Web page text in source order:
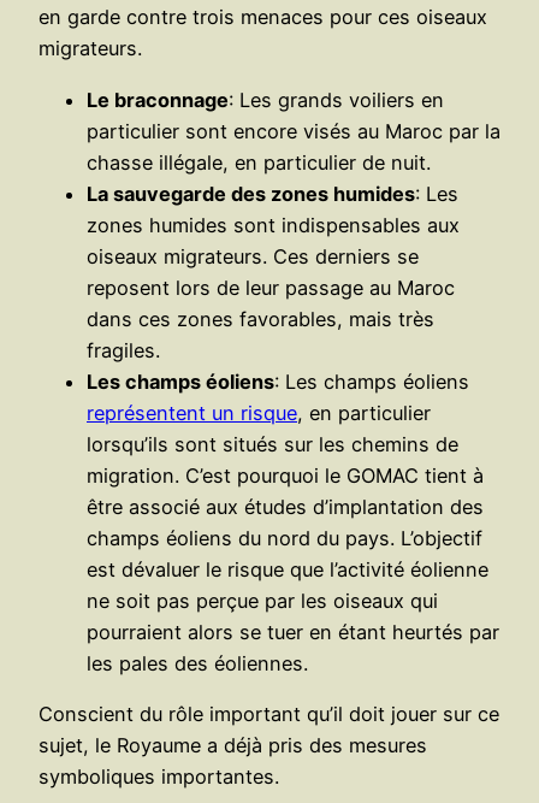
en garde contre trois menaces pour ces oiseaux
migrateurs.
Le braconnage: Les grands voiliers en
particulier sont encore visés au Maroc par la
chasse illégale, en particulier de nuit.
La sauvegarde des zones humides: Les
zones humides sont indispensables aux
oiseaux migrateurs. Ces derniers se
reposent lors de leur passage au Maroc
dans ces zones favorables, mais très
fragiles.
Les champs éoliens: Les champs éoliens
représentent un risque, en particulier
lorsqu’ils sont situés sur les chemins de
migration. C’est pourquoi le GOMAC tient à
être associé aux études d’implantation des
champs éoliens du nord du pays. L’objectif
est dévaluer le risque que l’activité éolienne
ne soit pas perçue par les oiseaux qui
pourraient alors se tuer en étant heurtés par
les pales des éoliennes.
Conscient du rôle important qu’il doit jouer sur ce
sujet, le Royaume a déjà pris des mesures
symboliques importantes.